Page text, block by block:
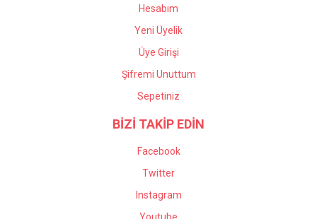
Hesabım
Yeni Üyelik
Üye Girişi
Şifremi Unuttum
Sepetiniz
BİZİ TAKİP EDİN
Facebook
Twitter
Instagram